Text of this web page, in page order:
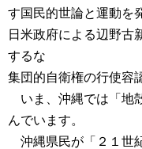
す国民的世論と運動を
日米政府による辺野
するな
集団的自衛権の行使容
いま、沖縄では「地
んでいます。
沖縄県民が「２１世